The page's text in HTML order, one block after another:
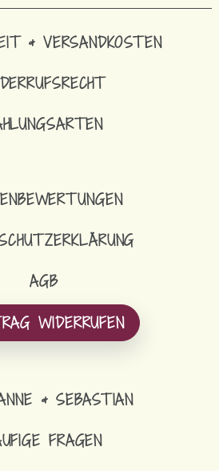
& VERSANDKOSTEN
AGB
WIDERRUFEN
& SEBASTIAN
FRAGEN